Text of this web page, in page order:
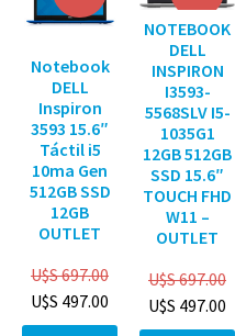
Notebook
DELL
Inspiron
3593 15.6″
Táctil i5
10ma Gen
512GB SSD
12GB
OUTLET
U$S697.00
U$S 497.00
NOTEBOOK
DELL
INSPIRON
I3593-
5568SLV I5-
1035G1
12GB 512GB
SSD 15.6″
TOUCH FHD
W11 –
OUTLET
U$S697.00
U$S 497.00